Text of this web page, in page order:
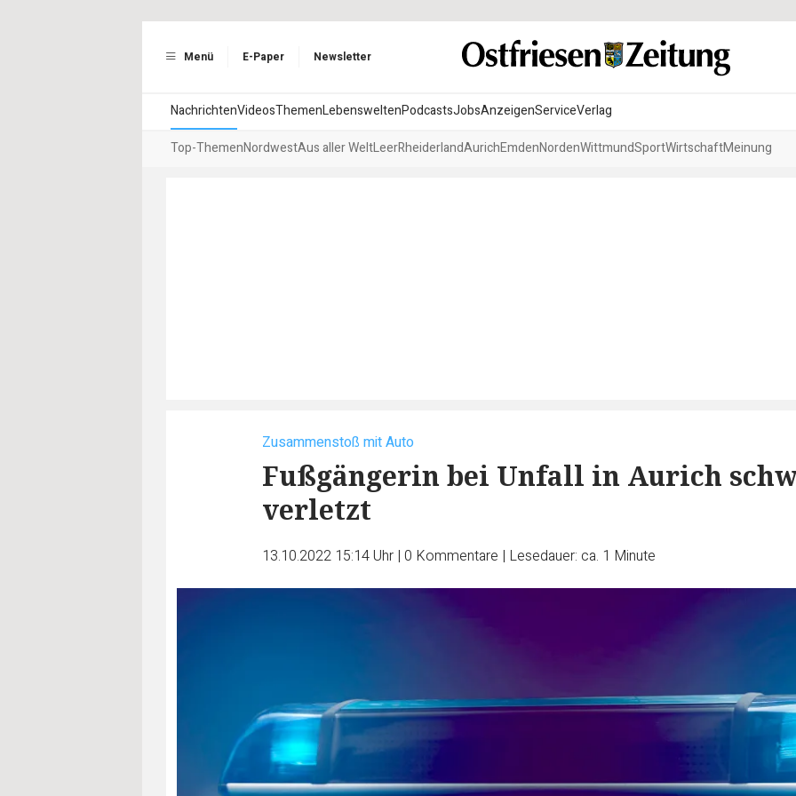
Menü E-Paper Newsletter
NachrichtenVideosThemenLebensweltenPodcastsJobsAnzeigenServiceVerlag
Top-ThemenNordwestAus aller WeltLeerRheiderlandAurichEmdenNordenWittmundSportWirtschaftMeinung
Zusammenstoß mit Auto
Fußgängerin bei Unfall in Aurich
verletzt
13.10.2022 15:14 Uhr | 0 Kommentare | Lesedauer: ca. 1 Minute